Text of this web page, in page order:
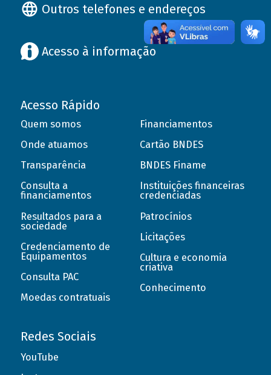
Outros telefones e endereços
Acesso à informação
Acesso Rápido
Quem somos
Onde atuamos
Transparência
Consulta a
financiamentos
Resultados para a
sociedade
Credenciamento de
Equipamentos
Consulta PAC
Moedas contratuais
Financiamentos
Cartão BNDES
BNDES Finame
Instituições financeiras
credenciadas
Patrocínios
Licitações
Cultura e economia
criativa
Conhecimento
Redes Sociais
YouTube